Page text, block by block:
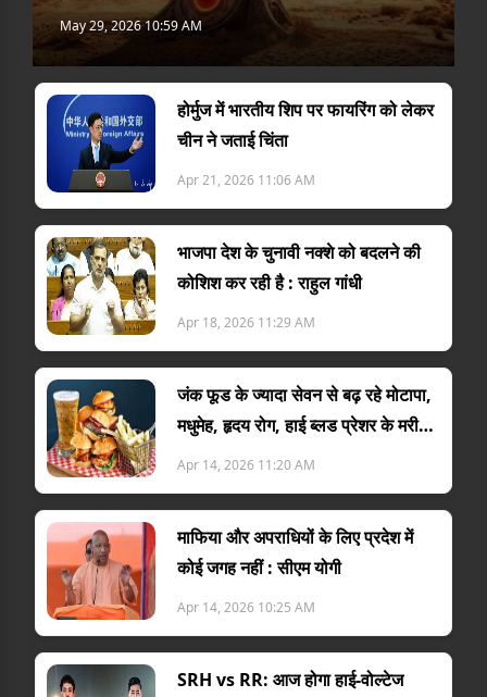
May 29, 2026 10:59 AM
होर्मुज में भारतीय शिप पर फायरिंग को लेकर
चीन ने जताई चिंता
Apr 21, 2026 11:06 AM
भाजपा देश के चुनावी नक्शे को बदलने की
कोशिश कर रही है : राहुल गांधी
Apr 18, 2026 11:29 AM
जंक फूड के ज्यादा सेवन से बढ़ रहे मोटापा,
मधुमेह, हृदय रोग, हाई ब्लड प्रेशर के मरीज :
डा. विनोद द्विव...
Apr 14, 2026 11:20 AM
माफिया और अपराधियों के लिए प्रदेश में
कोई जगह नहीं : सीएम योगी
Apr 14, 2026 10:25 AM
SRH vs RR: आज होगा हाई-वोल्टेज